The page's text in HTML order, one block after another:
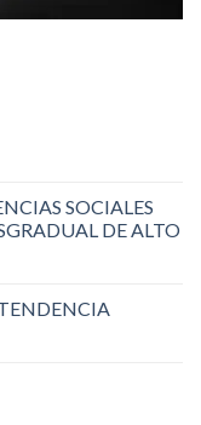
SOCIALES
DE ALTO